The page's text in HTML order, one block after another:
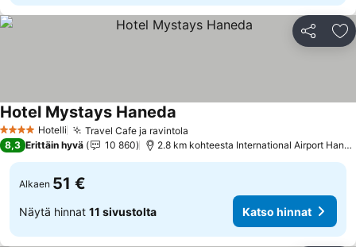
Jaa
4 Tähtiluokitus
Hotelli Travel Cafe ja ravintola
Hotel Mystays Haneda
8,3 Erittäin hyvä 10 860 2.8 km kohteesta International Airport
Alkaen 51 €
Näytä hinnat 11 sivustolta Katso hinnat